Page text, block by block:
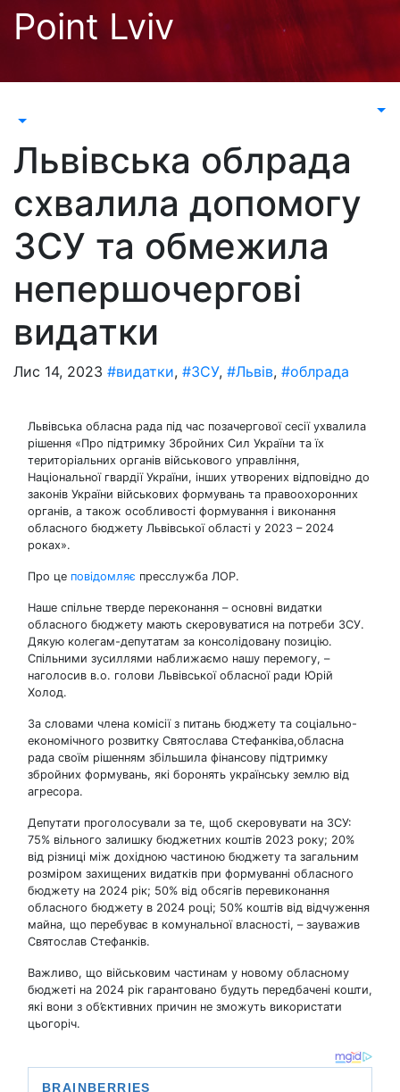
Перейти
Point Lviv
Львівська облрада
схвалила допомогу
ЗСУ та обмежила
непершочергові
видатки
Лис 14, 2023 #видатки, #ЗСУ, #Львів, #облрада
Львівська обласна рада під час позачергової сесії ухвалила
рішення «Про підтримку Збройних Сил України та їх
територіальних органів військового управління,
Національної гвардії України, інших утворених відповідно до
законів України військових формувань та правоохоронних
органів, а також особливості формування і виконання
обласного бюджету Львівської області у 2023 – 2024
роках».
Про це повідомляє пресслужба ЛОР.
Наше спільне тверде переконання – основні видатки
обласного бюджету мають скеровуватися на потреби ЗСУ.
Дякую колегам-депутатам за консолідовану позицію.
Спільними зусиллями наближаємо нашу перемогу, –
наголосив в.о. голови Львівської обласної ради Юрій
Холод.
За словами члена комісії з питань бюджету та соціально-
економічного розвитку Святослава Стефанківа,обласна
рада своїм рішенням збільшила фінансову підтримку
збройних формувань, які боронять українську землю від
агресора.
Депутати проголосували за те, щоб скеровувати на ЗСУ:
75% вільного залишку бюджетних коштів 2023 року; 20%
від різниці між дохідною частиною бюджету та загальним
розміром захищених видатків при формуванні обласного
бюджету на 2024 рік; 50% від обсягів перевиконання
обласного бюджету в 2024 році; 50% коштів від відчуження
майна, що перебуває в комунальної власності, – зауважив
Святослав Стефанків.
Важливо, що військовим частинам у новому обласному
бюджеті на 2024 рік гарантовано будуть передбачені кошти,
які вони з об’єктивних причин не зможуть використати
цьогоріч.